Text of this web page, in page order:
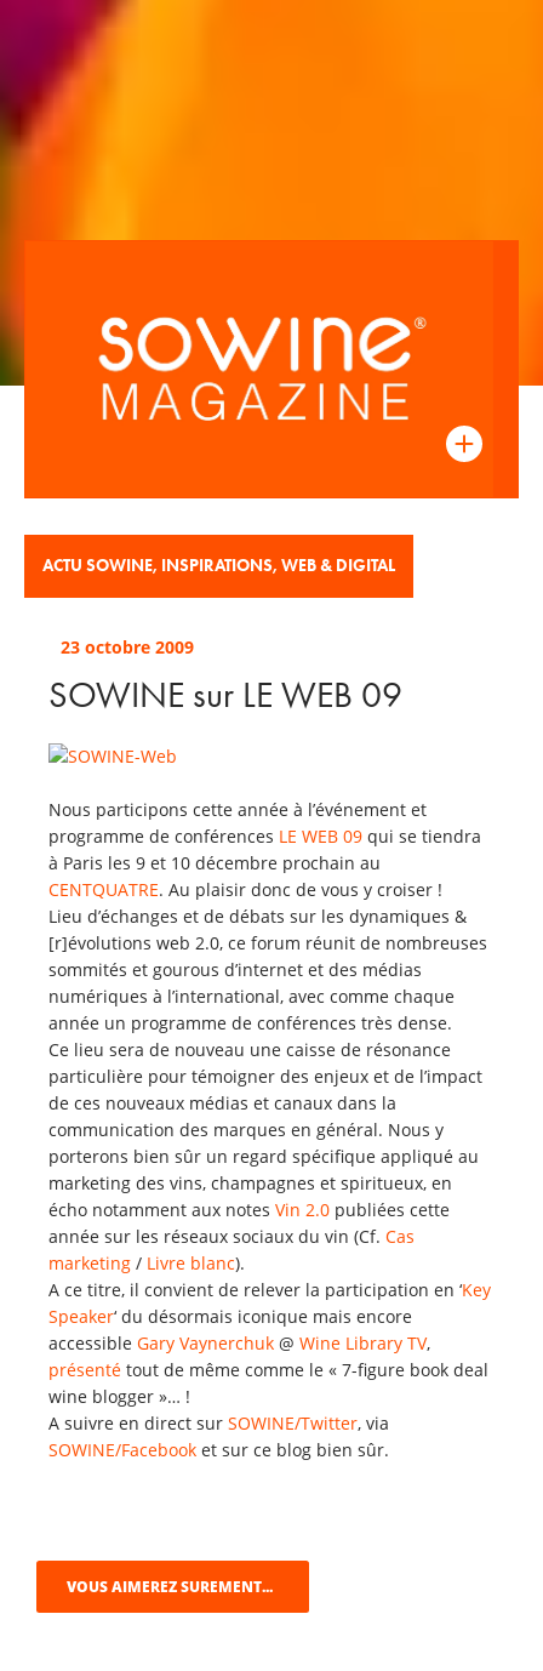
ACTU SOWINE, INSPIRATIONS, WEB & DIGITAL
23 octobre 2009
SOWINE sur LE WEB 09
Nous participons cette année à l’événement et
programme de conférences LE WEB 09 qui se tiendra
à Paris les 9 et 10 décembre prochain au
CENTQUATRE. Au plaisir donc de vous y croiser !
Lieu d’échanges et de débats sur les dynamiques &
[r]évolutions web 2.0, ce forum réunit de nombreuses
sommités et gourous d’internet et des médias
numériques à l’international, avec comme chaque
année un programme de conférences très dense.
Ce lieu sera de nouveau une caisse de résonance
particulière pour témoigner des enjeux et de l’impact
de ces nouveaux médias et canaux dans la
communication des marques en général. Nous y
porterons bien sûr un regard spécifique appliqué au
marketing des vins, champagnes et spiritueux, en
écho notamment aux notes Vin 2.0 publiées cette
année sur les réseaux sociaux du vin (Cf. Cas
marketing / Livre blanc).
A ce titre, il convient de relever la participation en ‘Key
Speaker‘ du désormais iconique mais encore
accessible Gary Vaynerchuk @ Wine Library TV,
présenté tout de même comme le « 7-figure book deal
wine blogger »… !
A suivre en direct sur SOWINE/Twitter, via
SOWINE/Facebook et sur ce blog bien sûr.
VOUS AIMEREZ SUREMENT...